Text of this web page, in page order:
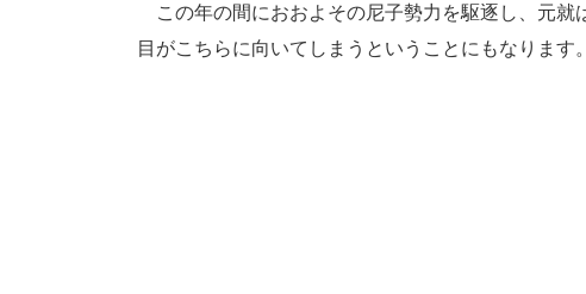
この年の間におおよその尼子勢力を駆逐し、元就
目がこちらに向いてしまうということにもなります。